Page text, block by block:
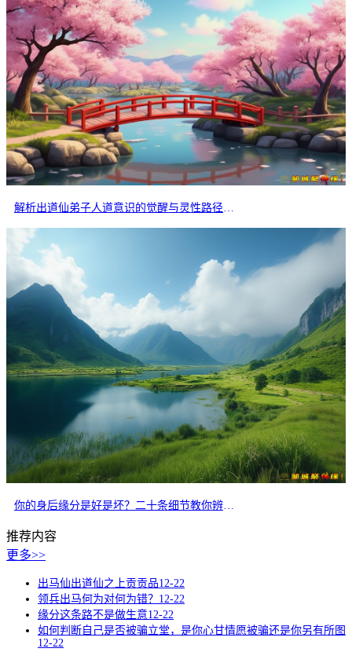
推荐内容
更多>>
出马仙出道仙之上贡贡品12-22
领兵出马何为对何为错？ 12-22
缘分这条路不是做生意12-22
如何判断自己是否被骗立堂，是你心甘情愿被骗还是你另有所图
12-22